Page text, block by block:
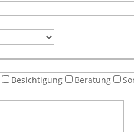
Besichtigung Beratung